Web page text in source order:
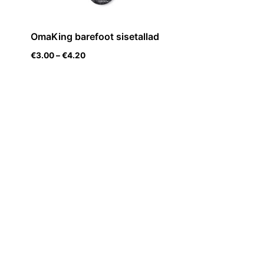
OmaKing barefoot sisetallad
€3.00–€4.20